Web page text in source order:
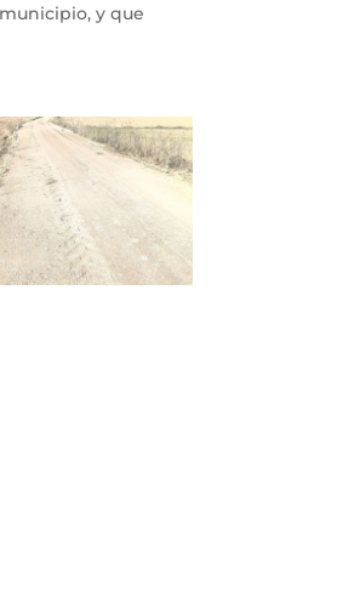
y que